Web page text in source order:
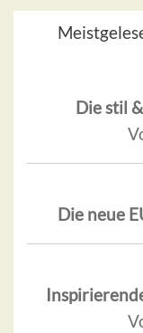
Die stil
Die neue